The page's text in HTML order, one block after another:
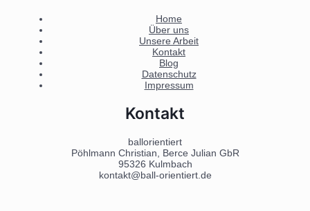
Home
Über uns
Unsere Arbeit
Kontakt
Blog
Datenschutz
Impressum
Kontakt
ballorientiert
Pöhlmann Christian, Berce Julian GbR
95326 Kulmbach
kontakt@ball-orientiert.de